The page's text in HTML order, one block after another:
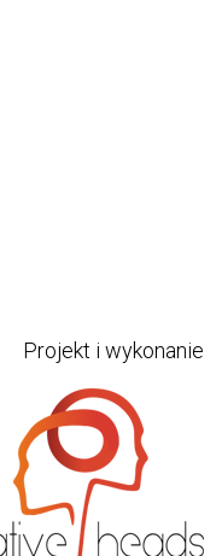
Projekt i wykonanie